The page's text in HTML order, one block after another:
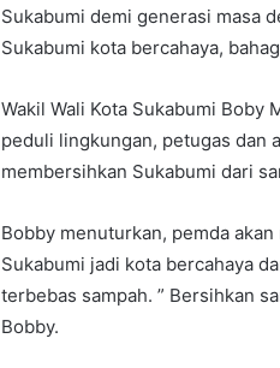
Sukabumi demi generasi masa
Sukabumi kota bercahaya,
Wakil Wali Kota Sukabumi Boby
peduli lingkungan, petugas dan
membersihkan Sukabumi dari
Bobby menuturkan, pemda
Sukabumi jadi kota bercahaya
terbebas sampah. ” Bersihkan
Bobby.